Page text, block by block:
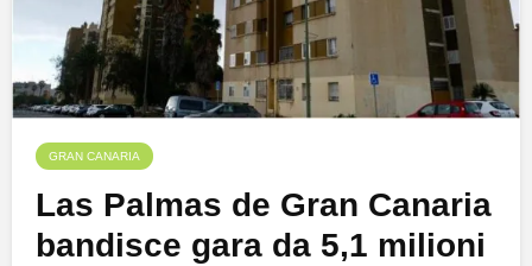
GRAN CANARIA
Las Palmas de Gran Canaria
bandisce gara da 5,1 milioni